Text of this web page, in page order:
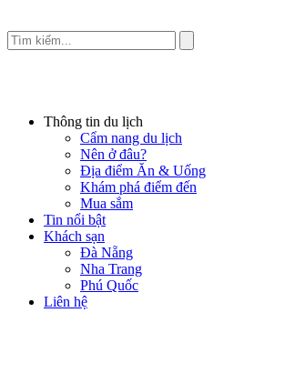
Thông tin du lịch
Cẩm nang du lịch
Nên ở đâu?
Địa điểm Ăn & Uống
Khám phá điểm đến
Mua sắm
Tin nổi bật
Khách sạn
Đà Nẵng
Nha Trang
Phú Quốc
Liên hệ